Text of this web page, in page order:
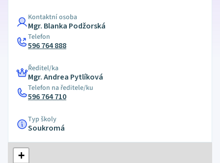
Kontaktní osoba
Mgr. Blanka Podžorská
Telefon
596 764 888
Ředitel/ka
Mgr. Andrea Pytlíková
Telefon na ředitele/ku
596 764 710
Typ školy
Soukromá
+